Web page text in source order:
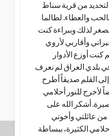
من قرية سناط
والعطاء. لطالما
لذلك وببراءة كنت
وأقاربي لأروي
أوزع الأدوار
بلدي العراق لم نعرف
القلم صديقاً أطرح
لأخرج للنور أحلامي
أشكر الله على
من عائلتي وأخوتي
الكثيرة، ببساطة